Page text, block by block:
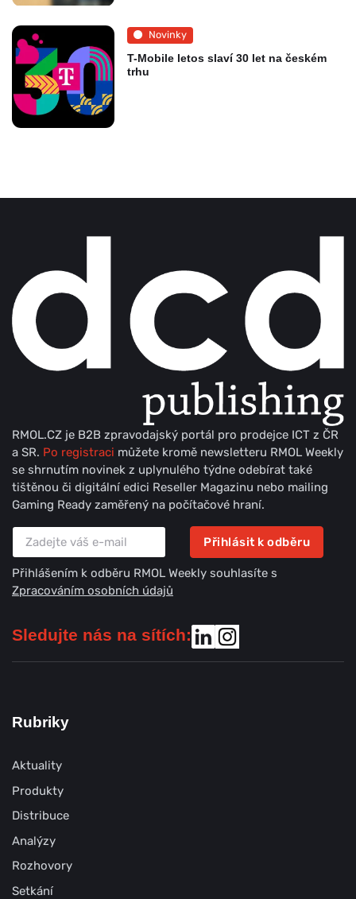
Novinky
T-Mobile letos slaví 30 let na českém
trhu
RMOL.CZ je B2B zpravodajský portál pro prodejce ICT z ČR
a SR. Po registraci můžete kromě newsletteru RMOL Weekly
se shrnutím novinek z uplynulého týdne odebírat také
tištěnou či digitální edici Reseller Magazinu nebo mailing
Gaming Ready zaměřený na počítačové hraní.
Přihlásit k odběru
Přihlášením k odběru RMOL Weekly souhlasíte s
Zpracováním osobních údajů
Sledujte nás na sítích:
Rubriky
Aktuality
Produkty
Distribuce
Analýzy
Rozhovory
Setkání